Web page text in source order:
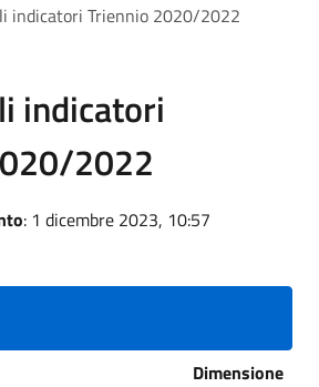
indicatori Triennio 2020/2022
indicatori
2022
: 1 dicembre 2023, 10:57
Dimensione